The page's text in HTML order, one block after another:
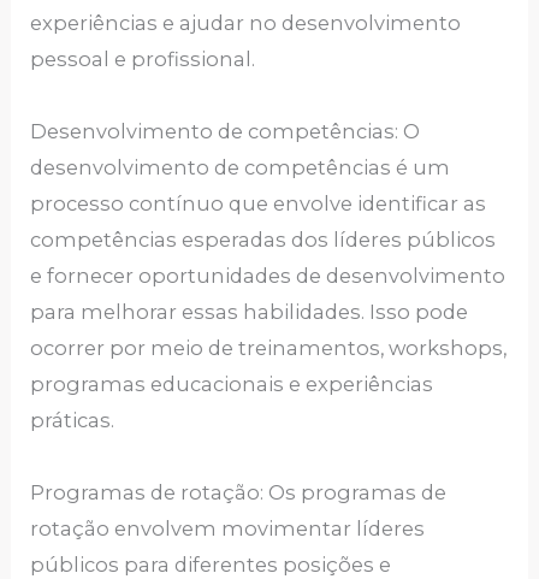
experiências e ajudar no desenvolvimento
pessoal e profissional.
Desenvolvimento de competências: O
desenvolvimento de competências é um
processo contínuo que envolve identificar as
competências esperadas dos líderes públicos
e fornecer oportunidades de desenvolvimento
para melhorar essas habilidades. Isso pode
ocorrer por meio de treinamentos, workshops,
programas educacionais e experiências
práticas.
Programas de rotação: Os programas de
rotação envolvem movimentar líderes
públicos para diferentes posições e